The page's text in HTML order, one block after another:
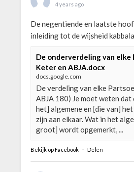
4 years ago
De negentiende en laatste
inleiding tot de wijsheid
De onderverdeling van elke
Keter en ABJA.docx
docs.google.com
De verdeling van elke
ABJA 180) Je moet weten dat
het] algemene en [die van]
zijn aan elkaar. Wat in het
groot] wordt opgemerkt, ...
Bekijk op Facebook · Delen